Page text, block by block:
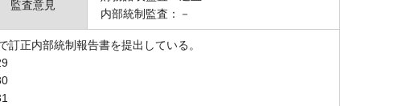
監査意見
内部統制監査：－
正内部統制報告書を提出している。